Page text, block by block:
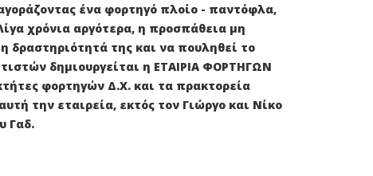
ένα φορτηγό πλοίο - παντόφλα,
χρόνια αργότερα, η προσπάθεια μη
δραστηριότητά της και να πουληθεί το
δημιουργείται η ΕΤΑΙΡΙΑ ΦΟΡΤΗΓΩΝ
φορτηγών Δ.Χ. και τα πρακτορεία
την εταιρεία, εκτός τον Γιώργο και Νίκο
Γαδ.